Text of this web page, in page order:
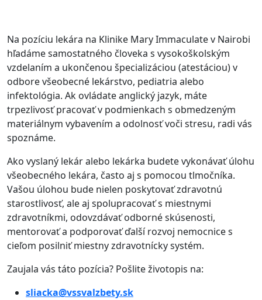
Na pozíciu lekára na Klinike Mary Immaculate v Nairobi
hľadáme samostatného človeka s vysokoškolským
vzdelaním a ukončenou špecializáciou (atestáciou) v
odbore všeobecné lekárstvo, pediatria alebo
infektológia. Ak ovládate anglický jazyk, máte
trpezlivosť pracovať v podmienkach s obmedzeným
materiálnym vybavením a odolnosť voči stresu, radi vás
spoznáme.
Ako vyslaný lekár alebo lekárka budete vykonávať úlohu
všeobecného lekára, často aj s pomocou tlmočníka.
Vašou úlohou bude nielen poskytovať zdravotnú
starostlivosť, ale aj spolupracovať s miestnymi
zdravotníkmi, odovzdávať odborné skúsenosti,
mentorovať a podporovať ďalší rozvoj nemocnice s
cieľom posilniť miestny zdravotnícky systém.
Zaujala vás táto pozícia? Pošlite životopis na:
sliacka@vssvalzbety.sk